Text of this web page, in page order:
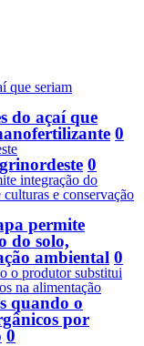
do açaí que
0
0
permite
do solo,
ambiental 0
quando o
por
0